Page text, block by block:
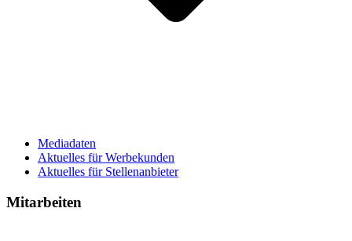
Mediadaten
Aktuelles für Werbekunden
Aktuelles für Stellenanbieter
Mitarbeiten